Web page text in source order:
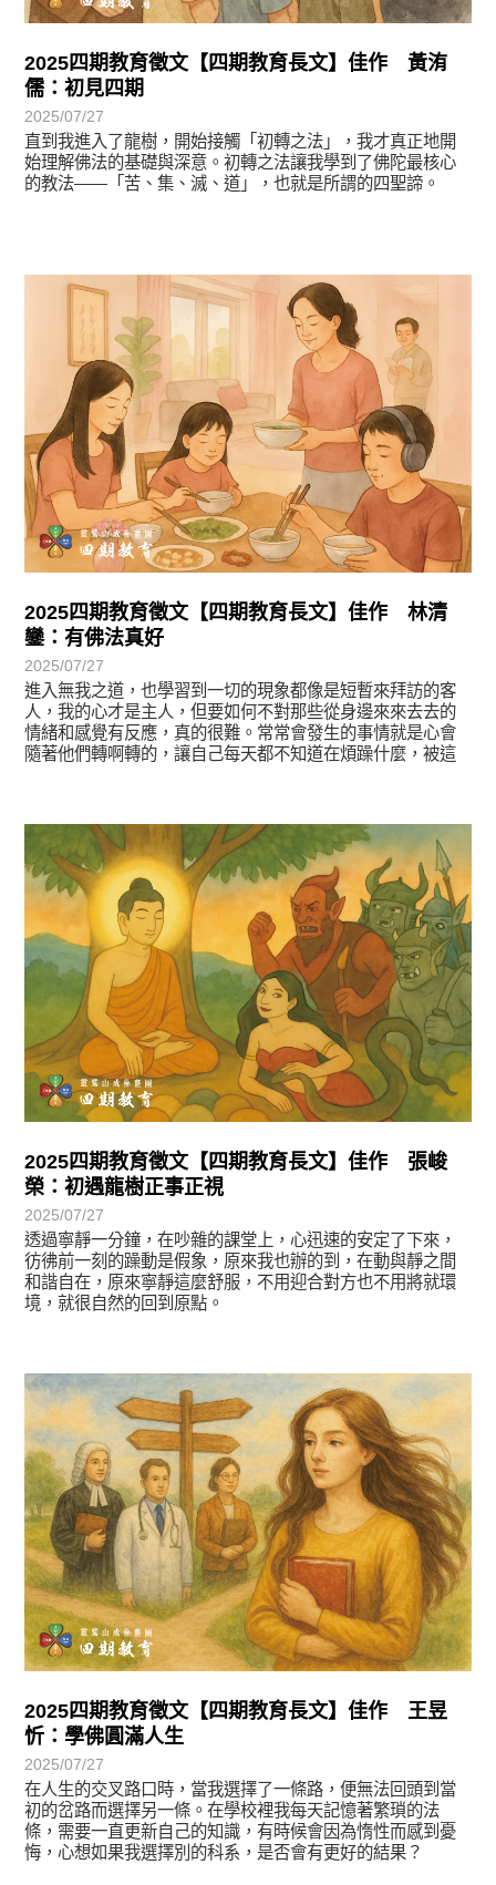
2025四期教育徵文【四期教育長文】佳作 黃洧
儒：初見四期
2025/07/27
直到我進入了龍樹，開始接觸「初轉之法」，我才真正地開
始理解佛法的基礎與深意。初轉之法讓我學到了佛陀最核心
的教法——「苦、集、滅、道」，也就是所謂的四聖諦。
2025四期教育徵文【四期教育長文】佳作 林清
鑾：有佛法真好
2025/07/27
進入無我之道，也學習到一切的現象都像是短暫來拜訪的客
人，我的心才是主人，但要如何不對那些從身邊來來去去的
情緒和感覺有反應，真的很難。常常會發生的事情就是心會
隨著他們轉啊轉的，讓自己每天都不知道在煩躁什麼，被這
2025四期教育徵文【四期教育長文】佳作 張峻
榮：初遇龍樹正事正視
2025/07/27
透過寧靜一分鐘，在吵雜的課堂上，心迅速的安定了下來，
彷彿前一刻的躁動是假象，原來我也辦的到，在動與靜之間
和諧自在，原來寧靜這麼舒服，不用迎合對方也不用將就環
境，就很自然的回到原點。
徵文賞析
2025四期教育徵文【四期教育長文】佳作 王昱
忻：學佛圓滿人生
2025/07/27
在人生的交叉路口時，當我選擇了一條路，便無法回頭到當
初的岔路而選擇另一條。在學校裡我每天記憶著繁瑣的法
條，需要一直更新自己的知識，有時候會因為惰性而感到憂
悔，心想如果我選擇別的科系，是否會有更好的結果？
徵文賞析